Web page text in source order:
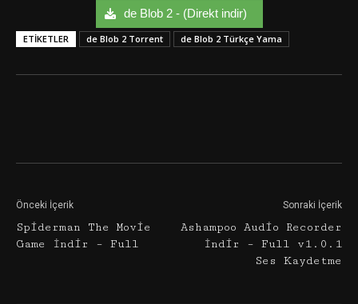
de Blob 2 - (Direkt indir)
ETIKETLER de Blob 2 Torrent de Blob 2 Türkçe Yama
Önceki İçerik
Spiderman The Movie
Game İndir – Full
Sonraki İçerik
Ashampoo Audio Recorder
İndir – Full v1.0.1
Ses Kaydetme